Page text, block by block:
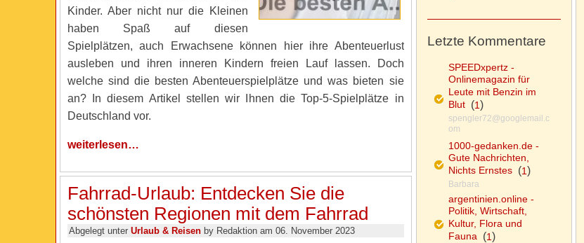
Kinder. Aber nicht nur die Kleinen
haben Spaß auf diesen
Spielplätzen, auch Erwachsene können hier ihre Abenteuerlust
ausleben und ihren inneren Kindern freien Lauf lassen. Doch
welche sind die besten Abenteuerspielplätze und was bieten sie
an? In diesem Artikel stellen wir Ihnen die Top-5-Spielplätze in
Deutschland vor.
weiterlesen…
Fahrrad-Urlaub: Entdecken Sie die
schönsten Regionen mit dem Fahrrad
Abgelegt unter Urlaub & Reisenby Redaktion am 06. November 2023
Letzte Kommentare
SPEEDxpertz -
Onlinemagazin für
Leute mit Benzin im
Blut(1)
spengler72@googlemail.c
om
1000-gedanken.de -
Gute Nachrichten,
Nichts Ernstes(1)
Barbara
argentinien.online -
Politik, Wirtschaft,
Kultur, Flora und
Fauna(1)